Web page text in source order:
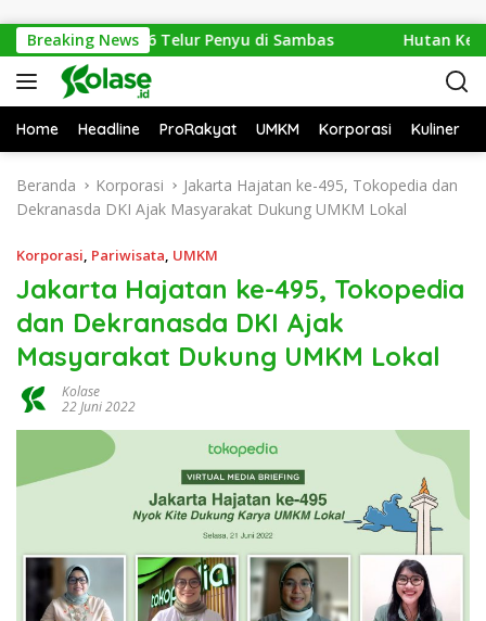
Breaking News
1.286 Telur Penyu di Sambas Hutan
Home Headline ProRakyat UMKM Korporasi Kuliner
Beranda Korporasi
Jakarta Hajatan ke-495, Tokopedia dan
Dekranasda DKI Ajak Masyarakat Dukung UMKM Lokal
Korporasi, Pariwisata, UMKM
Jakarta Hajatan ke-495, Tokopedia
dan Dekranasda DKI Ajak
Masyarakat Dukung UMKM Lokal
Kolase
22 Juni 2022